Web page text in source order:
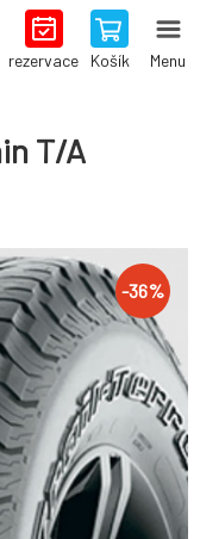
rezervace Košík Menu
T/A
-36%